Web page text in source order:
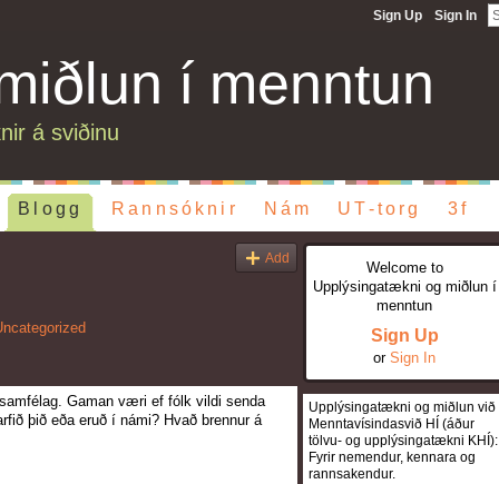
Sign Up Sign In
í menntun
á sviðinu
Blogg Rannsóknir Nám UT-torg 3f
Add
Gaman væri ef fólk vildi senda
þið eða eruð í námi? Hvað brennur á
Welcome to
Upplýsingatækni og miðlun í
menntun
Sign Up
or Sign In
Upplýsingatækni og miðlun við
Menntavísindasvið HÍ (áður
tölvu- og upplýsingatækni KHÍ):
Fyrir nemendur, kennara og
rannsakendur.